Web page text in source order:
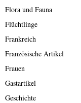
Flora und Fauna
Flüchtlinge
Frankreich
Französische Artikel
Frauen
Gastartikel
Geschichte